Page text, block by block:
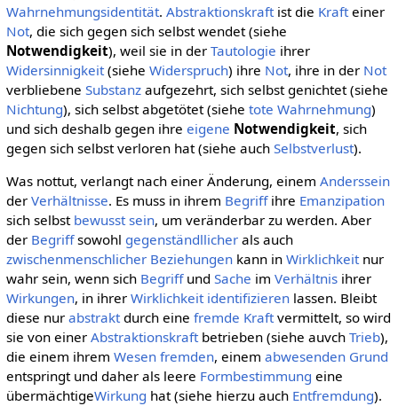
Wahrnehmungsidentität. Abstraktionskraftist die Krafteiner
Not, die sich gegen sich selbst wendet (siehe
Notwendigkeit), weil sie in der Tautologie ihrer
Widersinnigkeit(siehe Widerspruch) ihre Not, ihre in der Not
verbliebene Substanzaufgezehrt, sich selbst genichtet (siehe
Nichtung), sich selbst abgetötet (siehe tote Wahrnehmung)
und sich deshalb gegen ihre eigene Notwendigkeit, sich
gegen sich selbst verloren hat (siehe auch Selbstverlust).
Was nottut, verlangt nach einer Änderung, einem Anderssein
der Verhältnisse. Es muss in ihrem Begriffihre Emanzipation
sich selbst bewusst sein, um veränderbar zu werden. Aber
der Begriffsowohl gegenständllicherals auch
zwischenmenschlicher Beziehungenkann in Wirklichkeitnur
wahr sein, wenn sich Begriffund Sache im Verhältnisihrer
Wirkungen, in ihrer Wirklichkeit identifizierenlassen. Bleibt
diese nur abstraktdurch eine fremde Kraftvermittelt, so wird
sie von einer Abstraktionskraftbetrieben (siehe auvch Trieb),
die einem ihrem Wesen fremden, einem abwesenden Grund
entspringt und daher als leere Formbestimmung eine
übermächtigeWirkung hat (siehe hierzu auch Entfremdung).